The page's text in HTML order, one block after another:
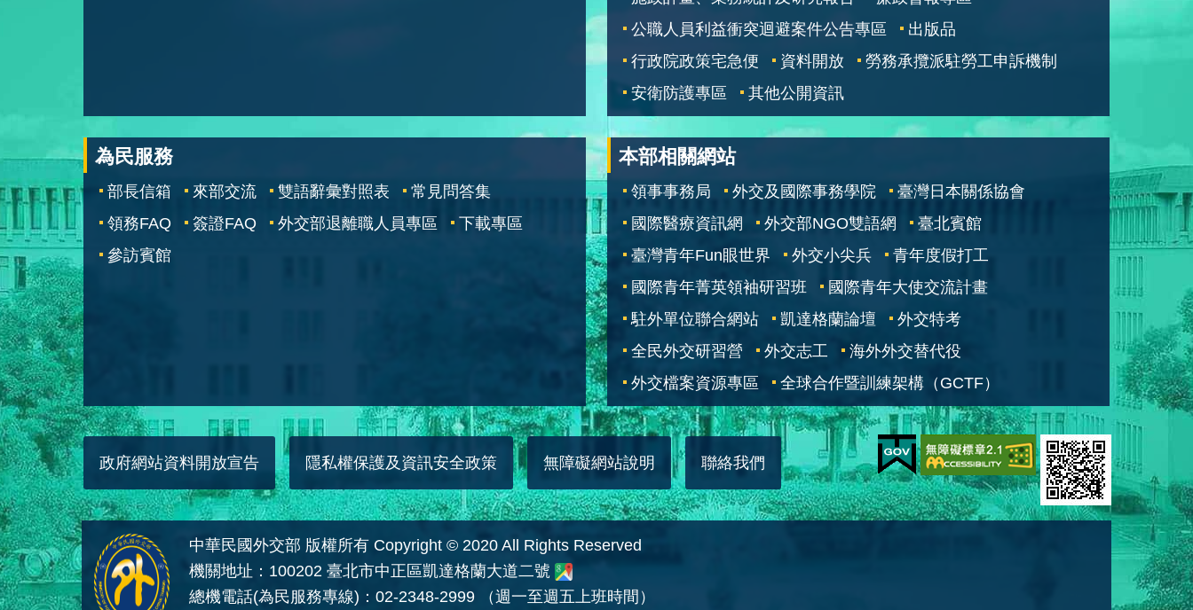
公職人員利益衝突迴避案件公告專區
出版品
行政院政策宅急便
資料開放
勞務承攬派駐勞工申訴機制
安衛防護專區
其他公開資訊
為民服務
部長信箱 來部交流 雙語辭彙對照表
常見問答集
領務FAQ
簽證FAQ 外交部退離職人員專區
下載專區
參訪賓館
本部相關網站
領事事務局 外交及國際事務學院
臺灣日本關係協會
國際醫療資訊網
外交部NGO雙語網
臺北賓館
臺灣青年Fun眼世界
外交小尖兵
青年度假打工
國際青年菁英領袖研習班
國際青年大使交流計畫
駐外單位聯合網站
凱達格蘭論壇
外交特考
全民外交研習營
外交志工
海外外交替代役
外交檔案資源專區
全球合作暨訓練架構（GCTF）
政府網站資料開放宣告 隱私權保護及資訊安全政策 無障礙網站說明 聯絡我們
中華民國外交部 版權所有 Copyright © 2020 All Rights Reserved
機關地址：100202 臺北市中正區凱達格蘭大道二號
總機電話(為民服務專線)：02-2348-2999 （週一至週五上班時間）